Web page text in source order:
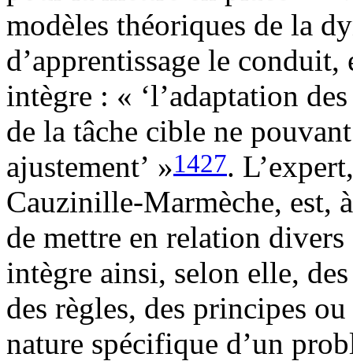
modèles théoriques de la
d’apprentissage le
intègre : « ‘l’adaptation
de la tâche cible ne
ajustement’ »1427.
Cauzinille-Marmèche, est,
de mettre en relation
intègre ainsi, selon elle,
des règles, des principes
nature spécifique d’un